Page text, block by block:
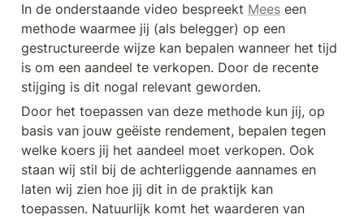
In de onderstaande video bespreekt Mees een
methode waarmee jij (als belegger) op een
gestructureerde wijze kan bepalen wanneer het tijd
is om een aandeel te verkopen. Door de recente
stijging is dit nogal relevant geworden.
Door het toepassen van deze methode kun jij, op
basis van jouw geëiste rendement, bepalen tegen
welke koers jij het aandeel moet verkopen. Ook
staan wij stil bij de achterliggende aannames en
laten wij zien hoe jij dit in de praktijk kan
toepassen. Natuurlijk komt het waarderen van